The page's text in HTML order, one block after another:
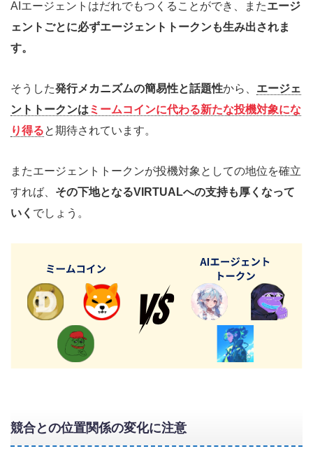
AIエージェントはだれでもつくることができ、またエージ
ェントごとに必ずエージェントトークンも生み出されま
す。
そうした発行メカニズムの簡易性と話題性から、 エージェ
ントトークンは ミームコインに代わる新たな投機対象にな
り得ると期待されています。
またエージェントトークンが投機対象としての地位を確立
すれば、 その下地となるVIRTUALへの支持も厚くなって
いく でしょう。
競合との位置関係の変化に注意